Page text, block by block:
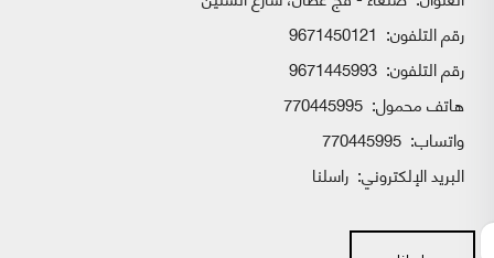
رقم التلفون: 9671450121
رقم التلفون: 9671445993
هاتف محمول: 770445995
واتساب:
البريد الإلكتروني: راسلنا